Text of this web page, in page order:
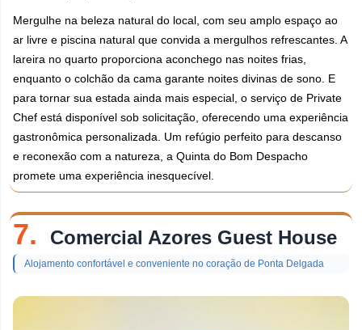
Mergulhe na beleza natural do local, com seu amplo espaço ao
ar livre e piscina natural que convida a mergulhos refrescantes. A
lareira no quarto proporciona aconchego nas noites frias,
enquanto o colchão da cama garante noites divinas de sono. E
para tornar sua estada ainda mais especial, o serviço de Private
Chef está disponível sob solicitação, oferecendo uma experiência
gastronômica personalizada. Um refúgio perfeito para descanso
e reconexão com a natureza, a Quinta do Bom Despacho
promete uma experiência inesquecível.
7. Comercial Azores Guest House
Alojamento confortável e conveniente no coração de Ponta Delgada